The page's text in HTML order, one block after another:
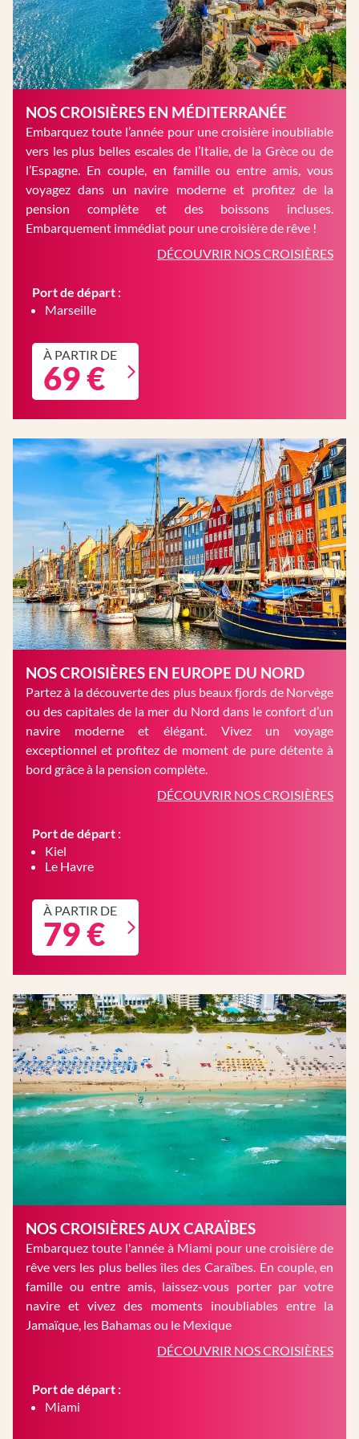
NOS CROISIÈRES EN MÉDITERRANÉE
Embarquez toute l’année pour une croisière inoubliable
vers les plus belles escales de l’Italie, de la Grèce ou de
l’Espagne. En couple, en famille ou entre amis, vous
voyagez dans un navire moderne et profitez de la
pension complète et des boissons incluses.
Embarquement immédiat pour une croisière de rêve !
DÉCOUVRIR NOS CROISIÈRES
Port de départ :
Marseille
À PARTIR DE
69 €
NOS CROISIÈRES EN EUROPE DU NORD
Partez à la découverte des plus beaux fjords de Norvège
ou des capitales de la mer du Nord dans le confort d’un
navire moderne et élégant. Vivez un voyage
exceptionnel et profitez de moment de pure détente à
bord grâce à la pension complète.
DÉCOUVRIR NOS CROISIÈRES
Port de départ :
Kiel
Le Havre
À PARTIR DE
79 €
NOS CROISIÈRES AUX CARAÏBES
Embarquez toute l'année à Miami pour une croisière de
rêve vers les plus belles îles des Caraïbes. En couple, en
famille ou entre amis, laissez-vous porter par votre
navire et vivez des moments inoubliables entre la
Jamaïque, les Bahamas ou le Mexique
DÉCOUVRIR NOS CROISIÈRES
Port de départ :
Miami